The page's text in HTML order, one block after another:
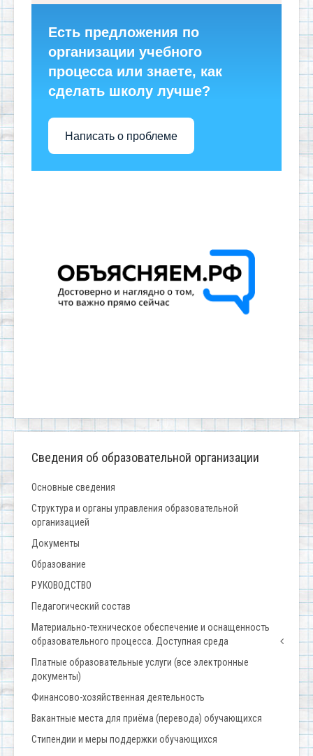
Есть предложения по
организации учебного
процесса или знаете, как
сделать школу лучше?
Написать о проблеме
Сведения об образовательной организации
Основные сведения
Структура и органы управления образовательной
организацией
Документы
Образование
РУКОВОДСТВО
Педагогический состав
Материально-техническое обеспечение и оснащенность
образовательного процесса. Доступная среда
Платные образовательные услуги (все электронные
документы)
Финансово-хозяйственная деятельность
Вакантные места для приёма (перевода) обучающихся
Стипендии и меры поддержки обучающихся